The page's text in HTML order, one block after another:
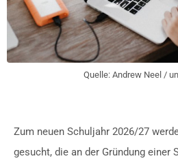
Quelle: Andrew Neel /
Zum neuen Schuljahr 2026/27
gesucht, die an der Gründung einer